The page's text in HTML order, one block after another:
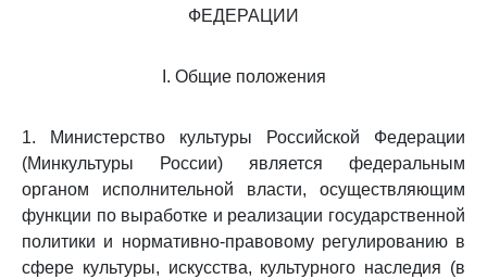
ФЕДЕРАЦИИ
I. Общие положения
1. Министерство культуры Российской Федерации
(Минкультуры России) является федеральным
органом исполнительной власти, осуществляющим
функции по выработке и реализации государственной
политики и нормативно-правовому регулированию в
сфере культуры, искусства, культурного наследия (в